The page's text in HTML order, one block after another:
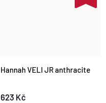
Hannah VELI JR anthracite
623 Kč